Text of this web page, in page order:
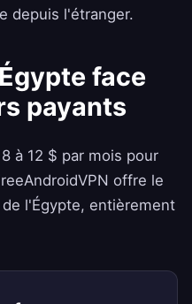
depuis l'étranger.
face
payants
à 12 $ par mois pour
offre le
l'Égypte, entièrement